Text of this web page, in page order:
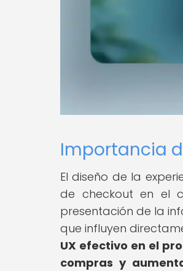
Importancia
El diseño de la
de checkout en el
presentación de la
que influyen
UX efectivo en el
compras y